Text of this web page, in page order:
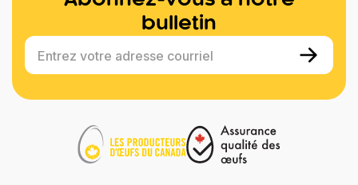
bulletin
Entrez votre adresse courriel